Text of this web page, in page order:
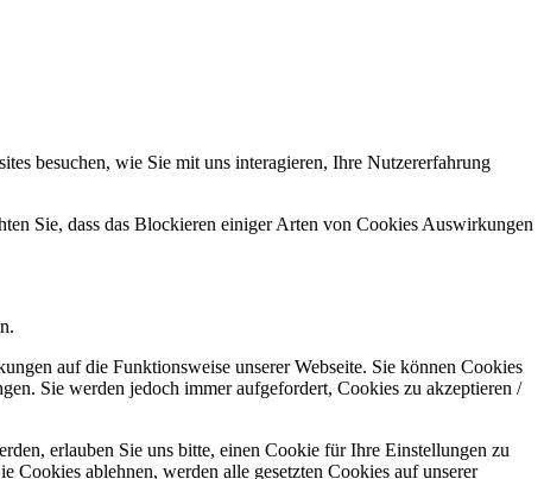
besuchen, wie Sie mit uns interagieren, Ihre Nutzererfahrung
Sie, dass das Blockieren einiger Arten von Cookies Auswirkungen
auf die Funktionsweise unserer Webseite. Sie können Cookies
Sie werden jedoch immer aufgefordert, Cookies zu akzeptieren /
erlauben Sie uns bitte, einen Cookie für Ihre Einstellungen zu
Cookies ablehnen, werden alle gesetzten Cookies auf unserer